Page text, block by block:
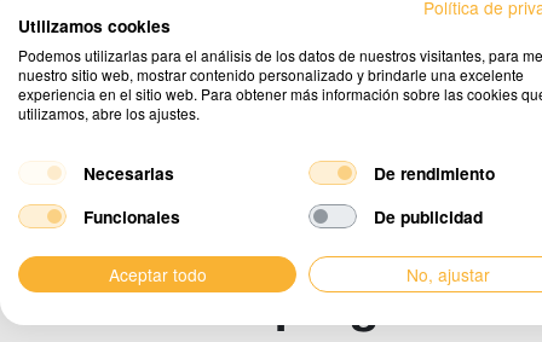
¿Tienes
preguntas
Política de
Utilizamos cookies
Podemos utilizarlas para el análisis de los datos de nuestros visitantes, para
nuestro sitio web, mostrar contenido personalizado y brindarle una excelente
experiencia en el sitio web. Para obtener más información sobre las cookies
utilizamos, abre los ajustes.
Necesarias
De rendimiento
Funcionales
De publicidad
Aceptar todo No, ajustar